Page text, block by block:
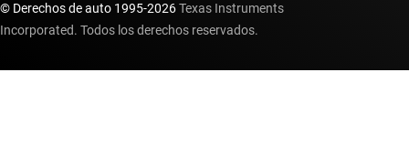
© Derechos de auto 1995-2026Texas Instruments
Incorporated. Todos los derechos reservados.